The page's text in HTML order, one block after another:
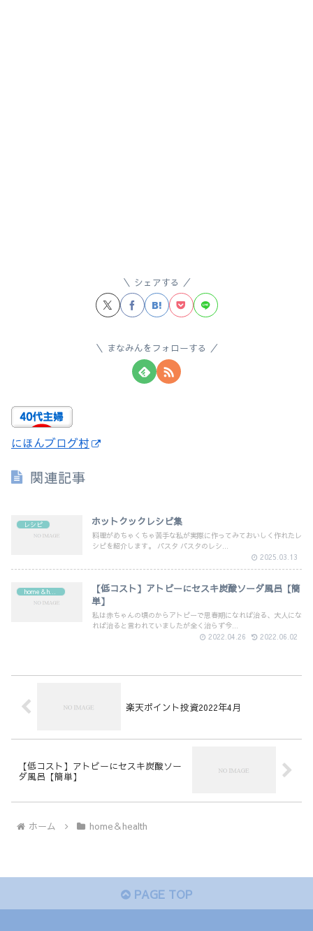
シェアする
まなみんをフォローする
にほんブログ村
関連記事
レシピ ホットクックレシピ集
料理がめちゃくちゃ苦手な私が実際に作ってみておいしく作れたレ
シピを紹介します。 パスタ パスタのレシ...
2025.03.13
【低コスト】アトピーにセスキ炭酸ソーダ風呂【簡
単】
私は赤ちゃんの頃のからアトピーで思春期になれば治る、大人にな
れば治ると言われていましたが全く治らず今...
2022.04.26
2022.06.02
楽天ポイント投資2022年4月
【低コスト】アトピーにセスキ炭酸ソー
ダ風呂【簡単】
ホーム home＆health
PAGE TOP